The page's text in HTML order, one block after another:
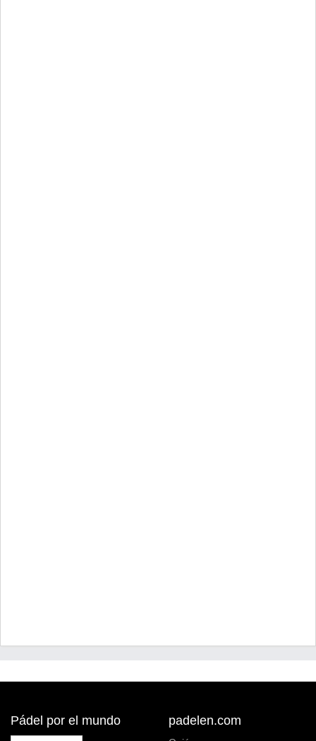
Pádel por el mundo padelen.com